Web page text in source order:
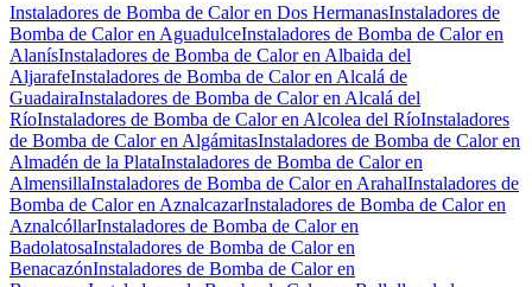
Instaladores de Bomba de Calor en Dos HermanasInstaladores de
Bomba de Calor en AguadulceInstaladores de Bomba de Calor en
AlanísInstaladores de Bomba de Calor en Albaida del
AljarafeInstaladores de Bomba de Calor en Alcalá de
GuadairaInstaladores de Bomba de Calor en Alcalá del
RíoInstaladores de Bomba de Calor en Alcolea del RíoInstaladores
de Bomba de Calor en AlgámitasInstaladores de Bomba de Calor en
Almadén de la PlataInstaladores de Bomba de Calor en
AlmensillaInstaladores de Bomba de Calor en ArahalInstaladores de
Bomba de Calor en AznalcazarInstaladores de Bomba de Calor en
AznalcóllarInstaladores de Bomba de Calor en
BadolatosaInstaladores de Bomba de Calor en
BenacazónInstaladores de Bomba de Calor en